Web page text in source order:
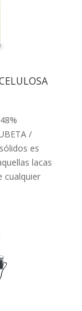
/
es
lacas
cualquier